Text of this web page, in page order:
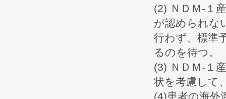
(2) ＮＤＭ‐１
が認められな
行わず、標準
るのを待つ。
(3) ＮＤＭ‐１
状を考慮して
(4)患者の海外